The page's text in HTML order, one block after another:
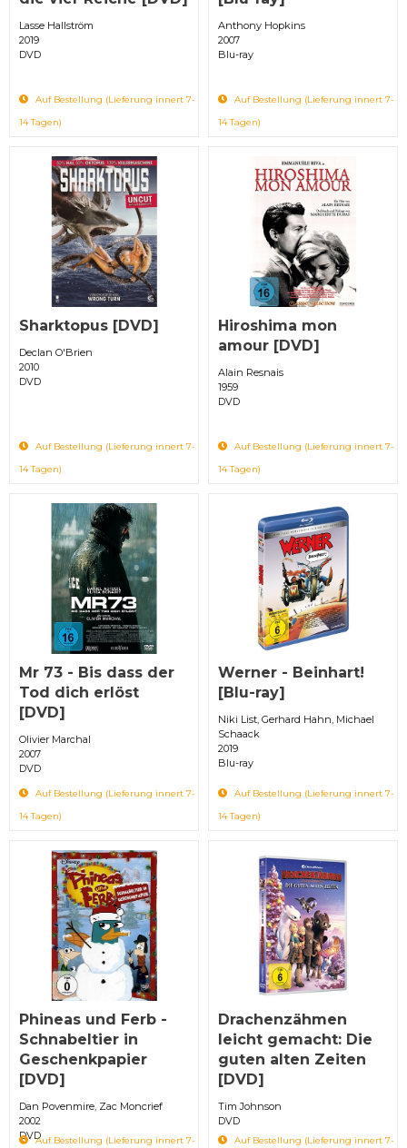
Lasse Hallström
2019
DVD
Auf Bestellung (Lieferung innert 7-
14 Tagen)
Anthony Hopkins
2007
Blu-ray
Auf Bestellung (Lieferung innert 7-
14 Tagen)
Sharktopus [DVD]
Declan O'Brien
2010
DVD
Auf Bestellung (Lieferung innert 7-
14 Tagen)
Hiroshima mon
amour [DVD]
Alain Resnais
1959
DVD
Auf Bestellung (Lieferung innert 7-
14 Tagen)
Mr 73 - Bis dass der
Tod dich erlöst
[DVD]
Olivier Marchal
2007
DVD
Auf Bestellung (Lieferung innert 7-
14 Tagen)
Werner - Beinhart!
[Blu-ray]
Niki List, Gerhard Hahn, Michael
Schaack
2019
Blu-ray
Auf Bestellung (Lieferung innert 7-
14 Tagen)
Phineas und Ferb -
Schnabeltier in
Geschenkpapier
[DVD]
Dan Povenmire, Zac Moncrief
2002
DVDAuf Bestellung (Lieferung innert 7-
Drachenzähmen
leicht gemacht: Die
guten alten Zeiten
[DVD]
Tim Johnson
DVD
Auf Bestellung (Lieferung innert 7-